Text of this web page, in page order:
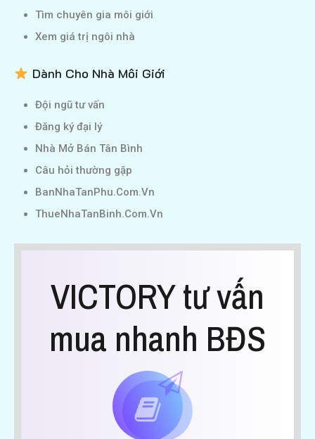
Tìm chuyên gia môi giới
Xem giá trị ngôi nhà
Dành Cho Nhà Môi Giới
Đội ngũ tư vấn
Đăng ký đại lý
Nhà Mở Bán Tân Bình
Câu hỏi thường gặp
BanNhaTanPhu.Com.Vn
ThueNhaTanBinh.Com.Vn
VICTORY tư vấn
mua nhanh BĐS